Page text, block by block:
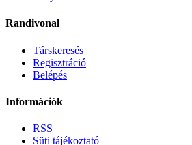
Randivonal
Társkeresés
Regisztráció
Belépés
Információk
RSS
Süti tájékoztató